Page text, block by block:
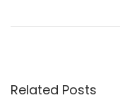
s
o
e
Related Posts